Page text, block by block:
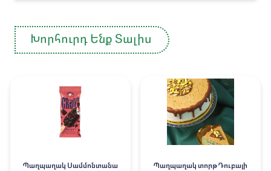
Խորհուրդ Ենք Տալիս
Պաղպաղակ Սամմոնտանա
Պաղպաղակ տորթ Դուբայի